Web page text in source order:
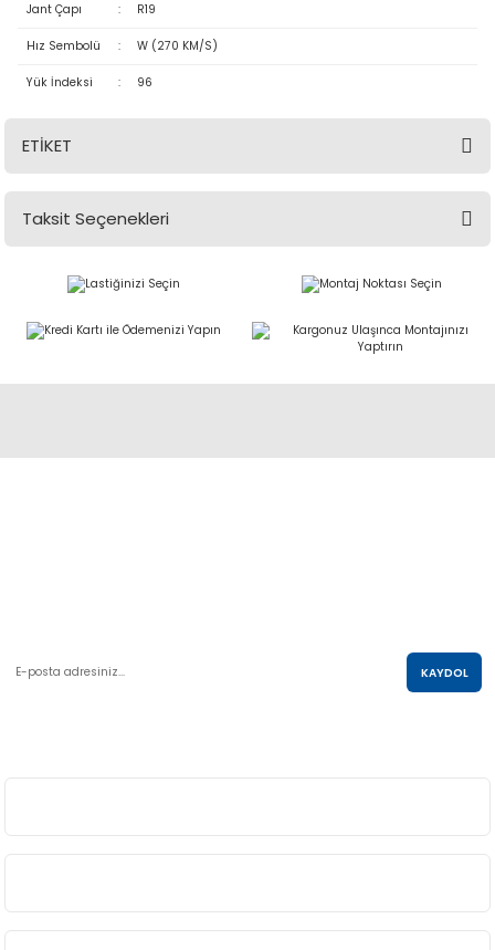
Jant Çapı : R19
Hız Sembolü : W (270 KM/S)
Yük İndeksi : 96
ETİKET
Taksit Seçenekleri
KAYDOL